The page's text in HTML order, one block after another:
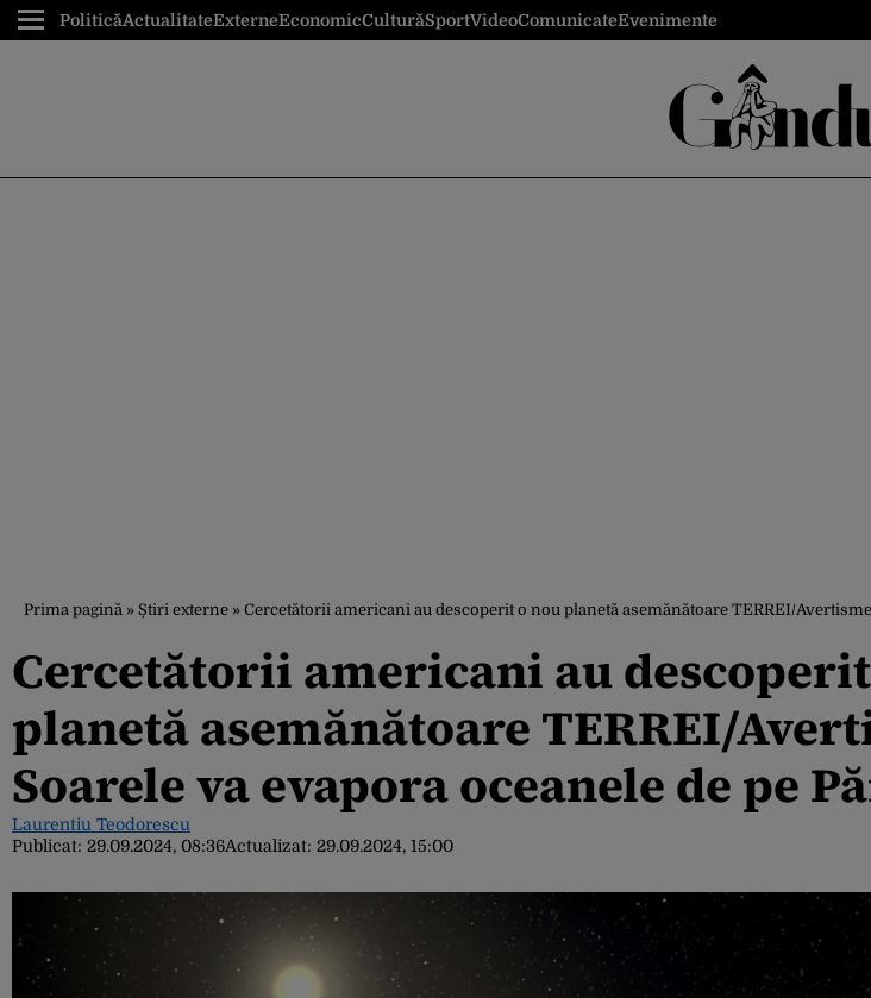
PoliticăActualitateExterneEconomicCulturăSportVideoComunicateEvenimente
Prima pagină » Știri externe » Cercetătorii americani au descoperit o nou planetă asemănătoare TERREI/
Cercetătorii americani au
planetă asemănătoare TERREI/
Soarele va evapora oceanele de pe
Laurentiu Teodorescu
Publicat: 29.09.2024, 08:36Actualizat: 29.09.2024, 15:00